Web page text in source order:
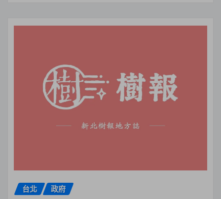
台北 政府